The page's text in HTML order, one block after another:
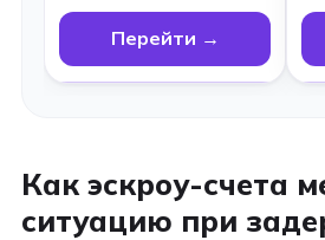
Перейти →
Как эскроу-счета
ситуацию при